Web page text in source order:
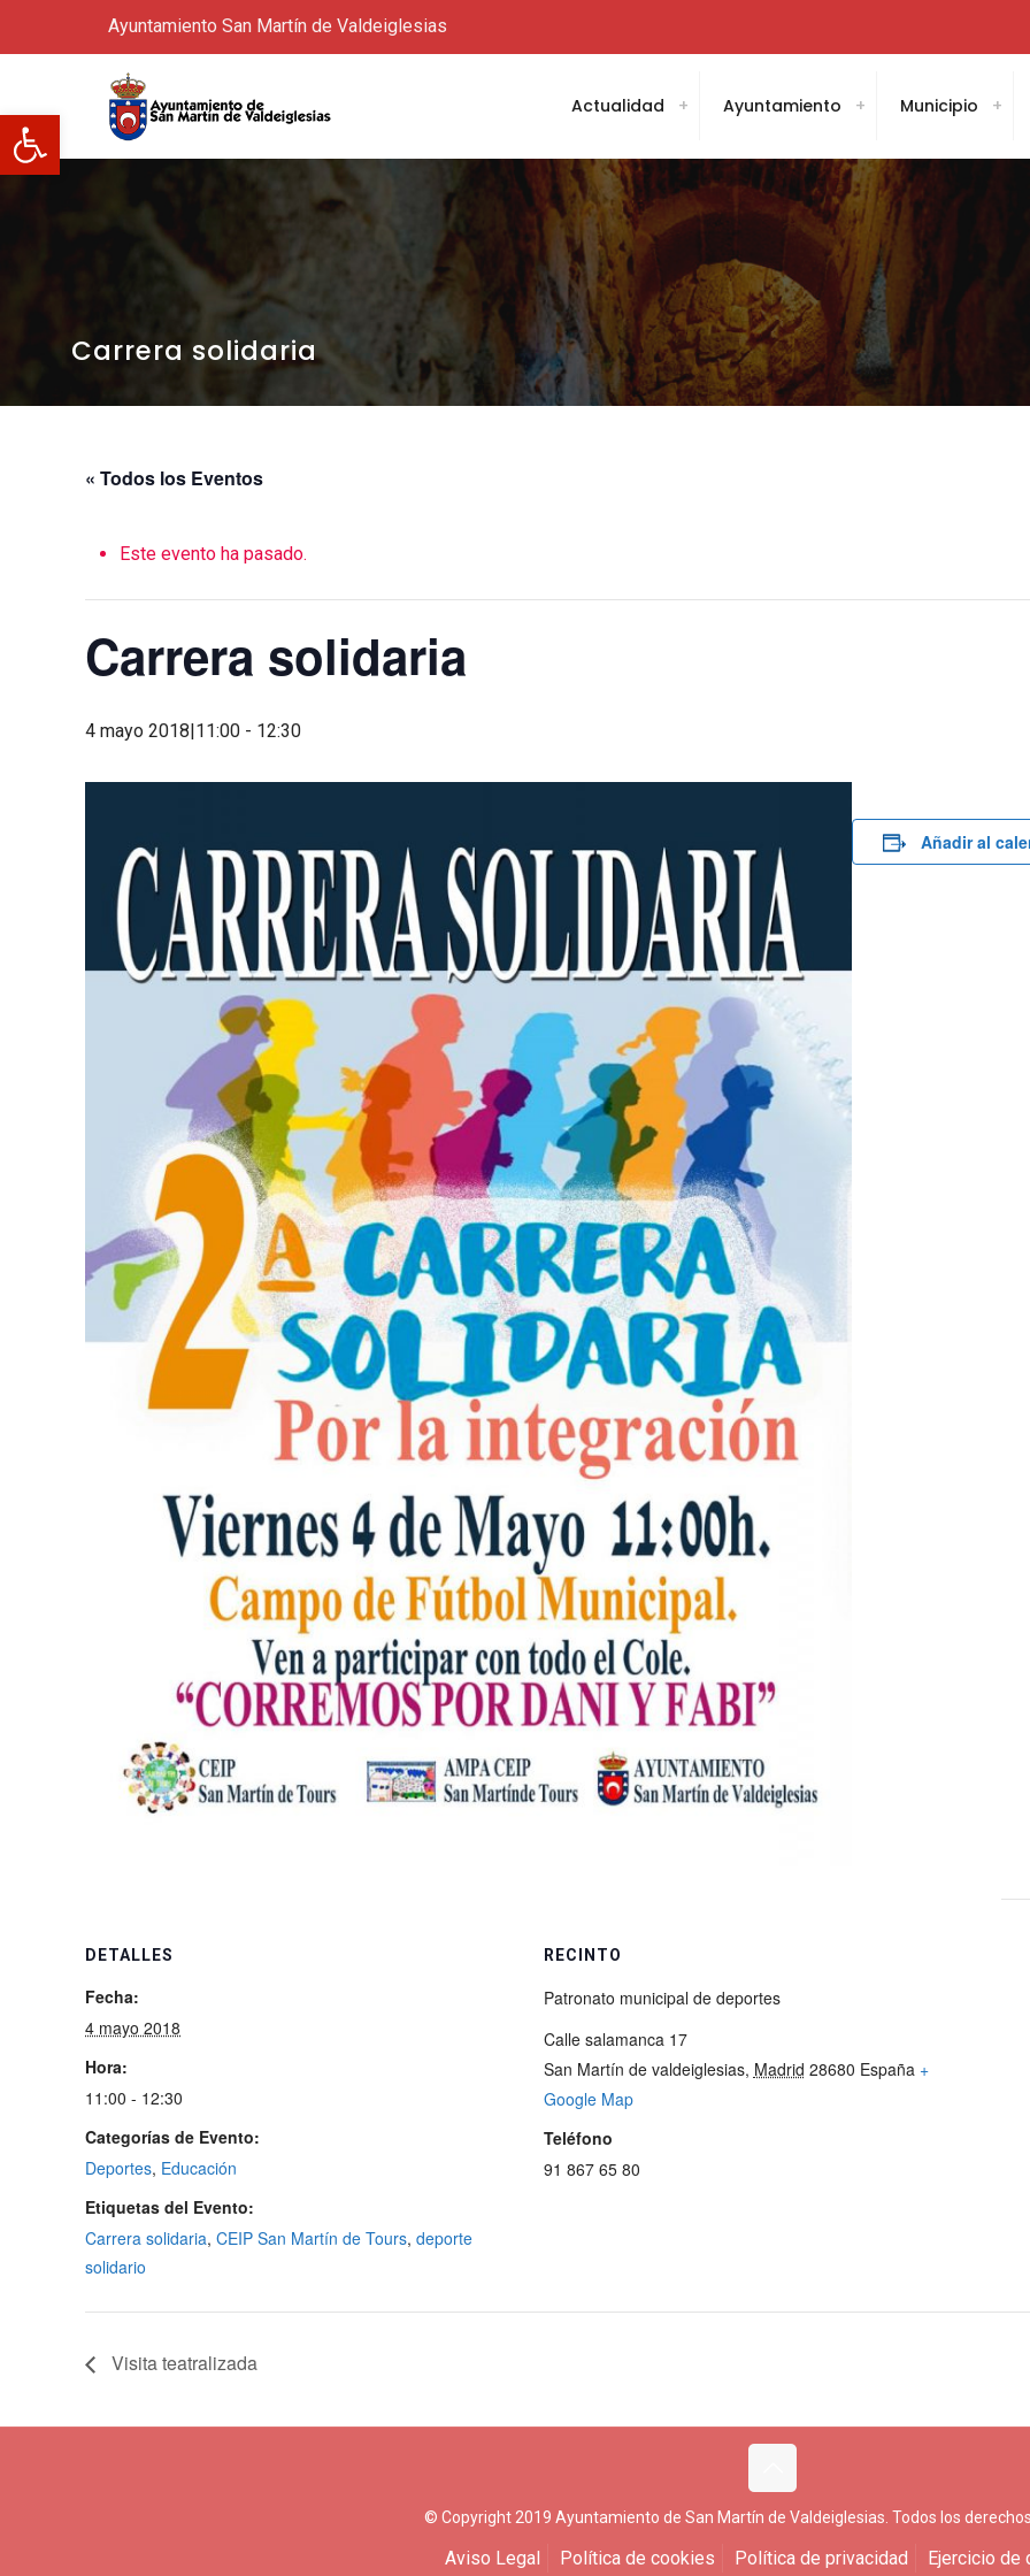
Abrir barra de herramientas
Ayuntamiento San Martín de Valdeiglesias
Actualidad Ayuntamiento Municipio
Carrera solidaria
« Todos los Eventos
Este evento ha pasado.
Carrera solidaria
4 mayo 2018|11:00 - 12:30
Añadir al
DETALLES
Fecha:
4 mayo 2018
Hora:
11:00 - 12:30
Categorías de Evento:
Deportes, Educación
Etiquetas del Evento:
Carrera solidaria,CEIP San Martín de Tours,deporte
solidario
RECINTO
Patronato municipal de deportes
Calle salamanca 17
San Martín de valdeiglesias, Madrid 28680 España +
Google Map
Teléfono
91 867 65 80
Visita teatralizada
© Copyright 2019 Ayuntamiento de San Martín de Valdeiglesias. Todos los
Aviso Legal Política de cookies Política de privacidad Ejercicio de